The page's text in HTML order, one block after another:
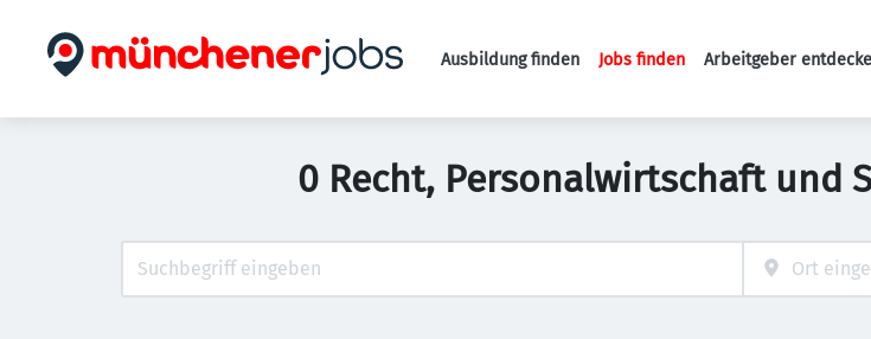
Haupt-Navigation
Ausbildung finden Jobs finden Arbeitgeber
0 Recht, Personalwirtschaft und